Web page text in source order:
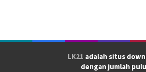
LK21 adalah situs
dengan jumlah